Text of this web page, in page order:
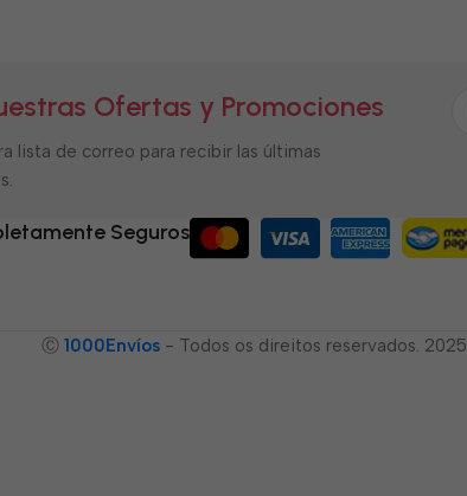
Ofertas y Promociones
lista de correo para recibir las últimas
Seguros
Ⓒ 1000Envíos - Todos os direitos reservados. 2025